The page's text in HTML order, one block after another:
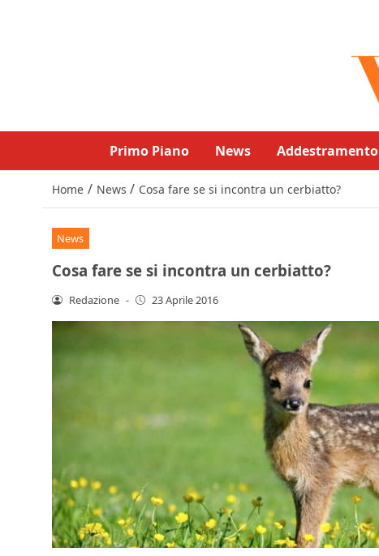
Primo Piano News Addestramento
Home / News / Cosa fare se si incontra un cerbiatto?
News
Cosa fare se si incontra un cerbiatto?
Redazione - 23 Aprile 2016